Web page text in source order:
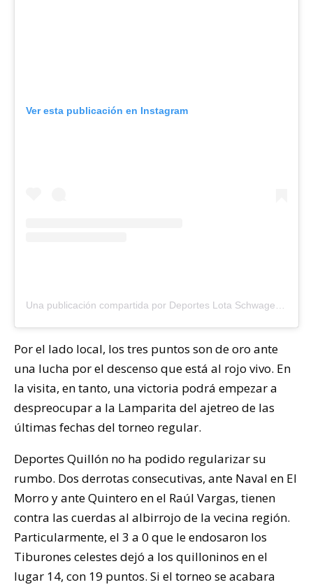
Ver esta publicación en Instagram
Una publicación compartida por Deportes Lota Schwager (@lotaschwager_oficial)
Por el lado local, los tres puntos son de oro ante
una lucha por el descenso que está al rojo vivo. En
la visita, en tanto, una victoria podrá empezar a
despreocupar a la Lamparita del ajetreo de las
últimas fechas del torneo regular.
Deportes Quillón no ha podido regularizar su
rumbo. Dos derrotas consecutivas, ante Naval en El
Morro y ante Quintero en el Raúl Vargas, tienen
contra las cuerdas al albirrojo de la vecina región.
Particularmente, el 3 a 0 que le endosaron los
Tiburones celestes dejó a los quilloninos en el
lugar 14, con 19 puntos. Si el torneo se acabara